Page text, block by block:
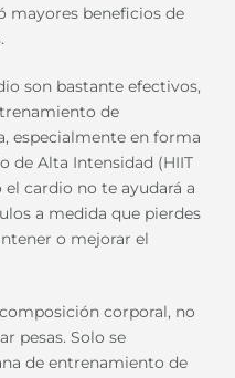
mayores beneficios de
son bastante efectivos,
de
especialmente en forma
de Alta Intensidad (HIIT
cardio no te ayudará a
a medida que pierdes
o mejorar el
corporal, no
pesas. Solo se
de entrenamiento de